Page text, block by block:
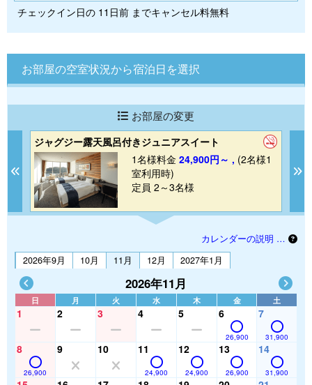
チェックイン日の 11日前 までキャンセル料無料
お部屋の空室状況から宿泊日を選択
お部屋の変更
Previous
ジャグジー露天風呂付きジュニアスイート
1名様料金 24,900円～ , (2名様1
室利用時)
定員 2～3名様
カレンダーの説明 …
2026年9月
10月 11月 12月 2027年1月
2026年11月
日 月 火 水 木 金 土
1 2 3 4 5 6
26,900
7
31,900
8
26,900
9 10 11
24,900
12
24,900
13
26,900
14
31,900